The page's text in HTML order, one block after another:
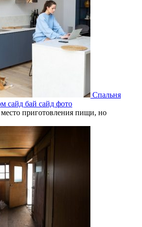
Спальня
сайд бай сайд фото
место приготовления пищи, но